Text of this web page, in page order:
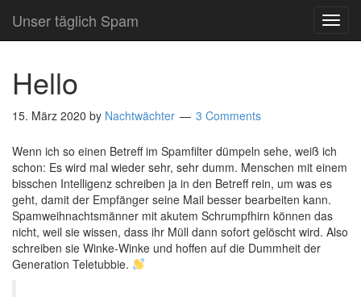
Unser täglich Spam
Hello
15. März 2020 by Nachtwächter 3 Comments
Wenn ich so einen Betreff im Spamfilter dümpeln sehe, weiß ich
schon: Es wird mal wieder sehr, sehr dumm. Menschen mit einem
bisschen Intelligenz schreiben ja in den Betreff rein, um was es
geht, damit der Empfänger seine Mail besser bearbeiten kann.
Spamweihnachtsmänner mit akutem Schrumpfhirn können das
nicht, weil sie wissen, dass ihr Müll dann sofort gelöscht wird. Also
schreiben sie Winke-Winke und hoffen auf die Dummheit der
Generation Teletubbie.